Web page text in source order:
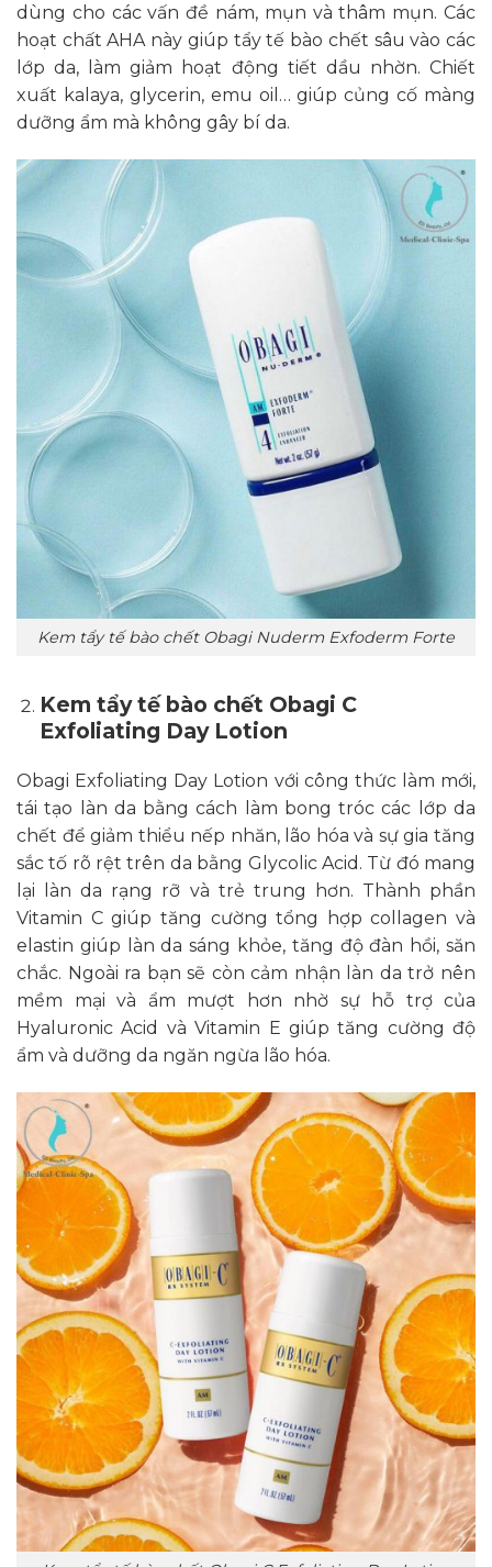
dùng cho các vấn đề nám, mụn và thâm mụn. Các
hoạt chất AHA này giúp tẩy tế bào chết sâu vào các
lớp da, làm giảm hoạt động tiết dầu nhờn. Chiết
xuất kalaya, glycerin, emu oil… giúp củng cố màng
dưỡng ẩm mà không gây bí da.
Kem tẩy tế bào chết Obagi Nuderm Exfoderm Forte
Kem tẩy tế bào chết Obagi C
Exfoliating Day Lotion
Obagi Exfoliating Day Lotion với công thức làm mới,
tái tạo làn da bằng cách làm bong tróc các lớp da
chết để giảm thiểu nếp nhăn, lão hóa và sự gia tăng
sắc tố rõ rệt trên da bằng Glycolic Acid. Từ đó mang
lại làn da rạng rỡ và trẻ trung hơn. Thành phần
Vitamin C giúp tăng cường tổng hợp collagen và
elastin giúp làn da sáng khỏe, tăng độ đàn hồi, săn
chắc. Ngoài ra bạn sẽ còn cảm nhận làn da trở nên
mềm mại và ẩm mượt hơn nhờ sự hỗ trợ của
Hyaluronic Acid và Vitamin E giúp tăng cường độ
ẩm và dưỡng da ngăn ngừa lão hóa.